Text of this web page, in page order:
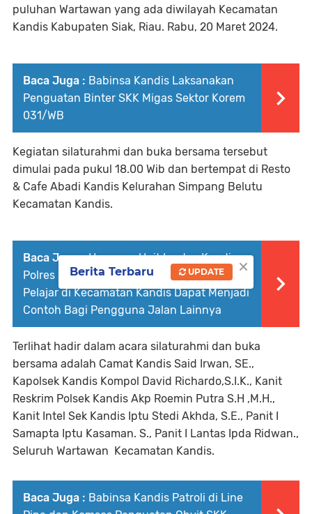
puluhan Wartawan yang ada diwilayah Kecamatan
Kandis Kabupaten Siak, Riau. Rabu, 20 Maret 2024.
Baca Juga : Babinsa Kandis Laksanakan
Penguatan Binter SKK Migas Sektor Korem
031/WB
Kegiatan silaturahmi dan buka bersama tersebut
dimulai pada pukul 18.00 Wib dan bertempat di Resto
& Cafe Abadi Kandis Kelurahan Simpang Belutu
Kecamatan Kandis.
Baca Juga : Harapan, Unit Lantas Kandis
Polres Siak dan Instruktur ISDC, Para
Pelajar di Kecamatan Kandis Dapat Menjadi
Contoh Bagi Pengguna Jalan Lainnya
Terlihat hadir dalam acara silaturahmi dan buka
bersama adalah Camat Kandis Said Irwan, SE.,
Kapolsek Kandis Kompol David Richardo,S.I.K., Kanit
Reskrim Polsek Kandis Akp Roemin Putra S.H ,M.H.,
Kanit Intel Sek Kandis Iptu Stedi Akhda, S.E., Panit I
Samapta Iptu Kasaman. S., Panit I Lantas Ipda Ridwan.,
Seluruh Wartawan Kecamatan Kandis.
Baca Juga : Babinsa Kandis Patroli di Line
×
Berita Terbaru UPDATE